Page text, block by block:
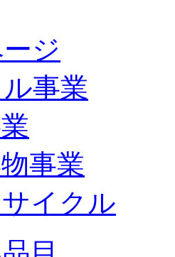
ジ
事業
事業
イクル